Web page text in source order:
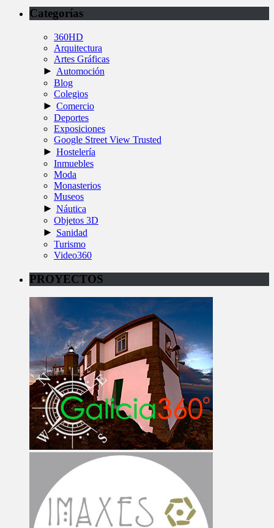
Categorías
360HD
Arquitectura
Artes Gráficas
► Automoción
Blog
Colegios
► Comercio
Deportes
Exposiciones
Google Street View Trusted
► Hostelería
Inmuebles
Moda
Monasterios
Museos
► Náutica
Objetos 3D
► Sanidad
Turismo
Video360
PROYECTOS